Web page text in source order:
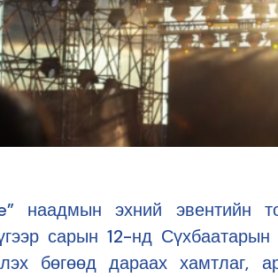
наадмын эхний эвентийн
сарын 12-нд
бөгөөд дараах хамтлаг,